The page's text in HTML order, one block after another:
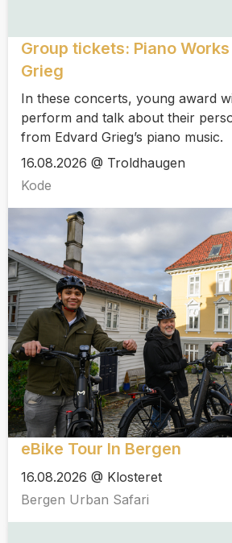
Group tickets: Piano
Grieg
In these concerts, young award
perform and talk about their
from Edvard Grieg’s piano music.
16.08.2026 @ Troldhaugen
Kode
eBike Tour In Bergen
16.08.2026 @ Klosteret
Bergen Urban Safari